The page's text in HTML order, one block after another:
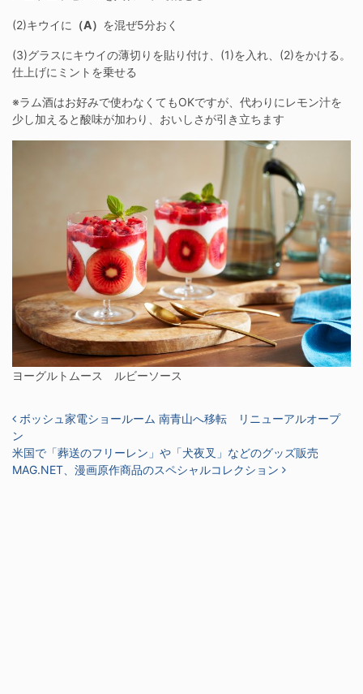
(2)キウイに （A） を混ぜ5分おく
(3)グラスにキウイの薄切りを貼り付け、(1)を入れ、(2)をかける。
仕上げにミントを乗せる
※ラム酒はお好みで使わなくてもOKですが、代わりにレモン汁を
少し加えると酸味が加わり、おいしさが引き立ちます
ヨーグルトムース ルビーソース
投稿ナビゲーション
ボッシュ家電ショールーム 南青山へ移転 リニューアルオープ
ン
米国で「葬送のフリーレン」や「犬夜叉」などのグッズ販売
MAG.NET、漫画原作商品のスペシャルコレクション